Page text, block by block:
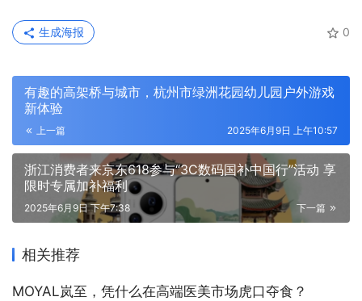
0
生成海报
有趣的高架桥与城市，杭州市绿洲花园幼儿园户外游戏
新体验
上一篇 2025年6月9日 上午10:57
浙江消费者来京东618参与“3C数码国补中国行”活动 享
限时专属加补福利
下一篇
2025年6月9日 下午7:38
相关推荐
MOYAL岚至，凭什么在高端医美市场虎口夺食？